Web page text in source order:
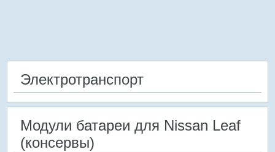
Электротранспорт
Модули батареи для Nissan Leaf
(консервы)